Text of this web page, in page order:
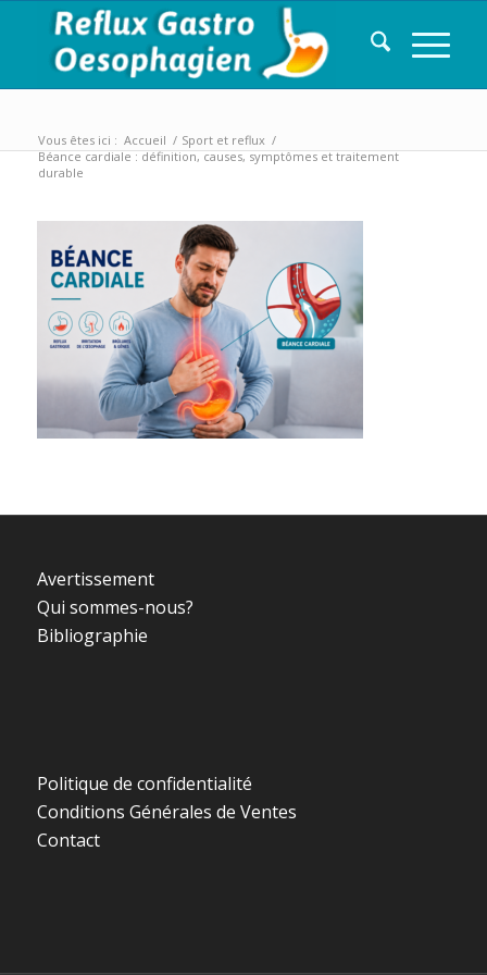
Vous êtes ici : Accueil / Sport et reflux /
Béance cardiale : définition, causes, symptômes et traitement
durable
Avertissement
Qui sommes-nous?
Bibliographie
Politique de confidentialité
Conditions Générales de Ventes
Contact